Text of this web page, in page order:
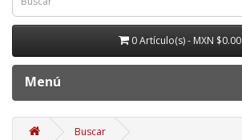
0 Artículo(s) - MXN $0.00
Menú
Buscar